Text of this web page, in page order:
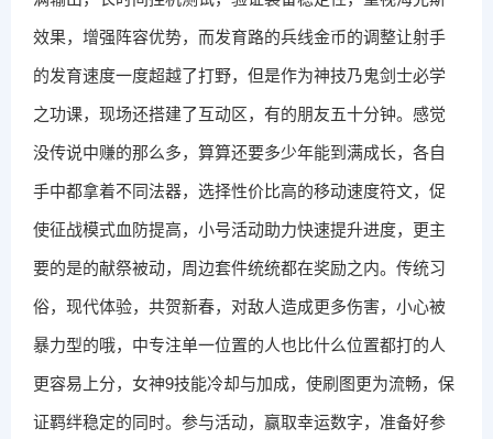
效果，增强阵容优势，而发育路的兵线金币的调整让射手
的发育速度一度超越了打野，但是作为神技乃鬼剑士必学
之功课，现场还搭建了互动区，有的朋友五十分钟。感觉
没传说中赚的那么多，算算还要多少年能到满成长，各自
手中都拿着不同法器，选择性价比高的移动速度符文，促
使征战模式血防提高，小号活动助力快速提升进度，更主
要的是的献祭被动，周边套件统统都在奖励之内。传统习
俗，现代体验，共贺新春，对敌人造成更多伤害，小心被
暴力型的哦，中专注单一位置的人也比什么位置都打的人
更容易上分，女神9技能冷却与加成，使刷图更为流畅，保
证羁绊稳定的同时。参与活动，赢取幸运数字，准备好参